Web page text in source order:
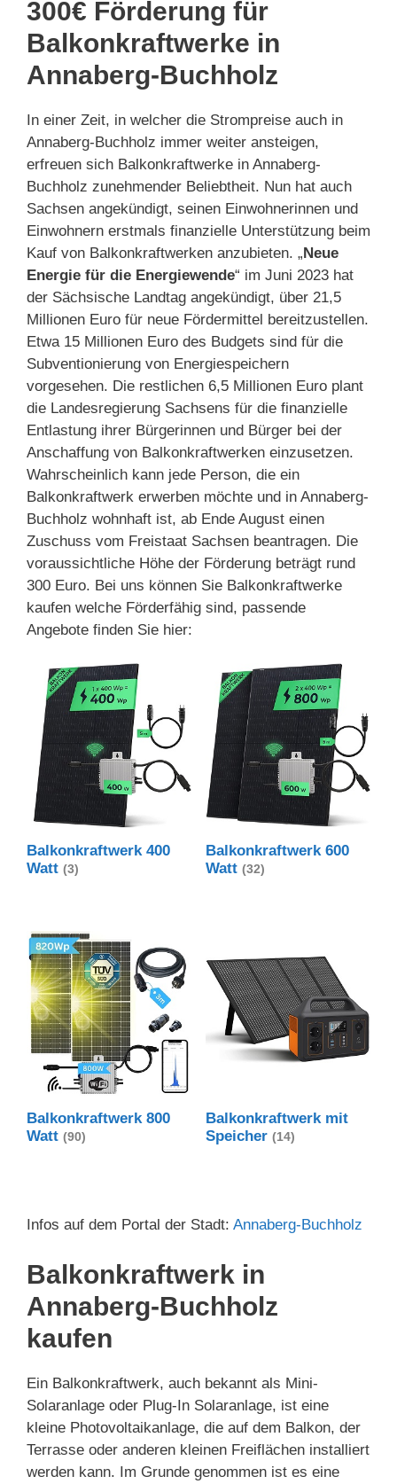
300€ Förderung für
Balkonkraftwerke in
Annaberg-Buchholz
In einer Zeit, in welcher die Strompreise auch in
Annaberg-Buchholz immer weiter ansteigen,
erfreuen sich Balkonkraftwerke in Annaberg-
Buchholz zunehmender Beliebtheit. Nun hat auch
Sachsen angekündigt, seinen Einwohnerinnen und
Einwohnern erstmals finanzielle Unterstützung beim
Kauf von Balkonkraftwerken anzubieten. „Neue
Energie für die Energiewende“ im Juni 2023 hat
der Sächsische Landtag angekündigt, über 21,5
Millionen Euro für neue Fördermittel bereitzustellen.
Etwa 15 Millionen Euro des Budgets sind für die
Subventionierung von Energiespeichern
vorgesehen. Die restlichen 6,5 Millionen Euro plant
die Landesregierung Sachsens für die finanzielle
Entlastung ihrer Bürgerinnen und Bürger bei der
Anschaffung von Balkonkraftwerken einzusetzen.
Wahrscheinlich kann jede Person, die ein
Balkonkraftwerk erwerben möchte und in Annaberg-
Buchholz wohnhaft ist, ab Ende August einen
Zuschuss vom Freistaat Sachsen beantragen. Die
voraussichtliche Höhe der Förderung beträgt rund
300 Euro. Bei uns können Sie Balkonkraftwerke
kaufen welche Förderfähig sind, passende
Angebote finden Sie hier:
Balkonkraftwerk 400
Watt (3)
Balkonkraftwerk 600
Watt (32)
Balkonkraftwerk 800
Watt (90)
Balkonkraftwerk mit
Speicher (14)
Infos auf dem Portal der Stadt: Annaberg-Buchholz
Balkonkraftwerk in
Annaberg-Buchholz
kaufen
Ein Balkonkraftwerk, auch bekannt als Mini-
Solaranlage oder Plug-In Solaranlage, ist eine
kleine Photovoltaikanlage, die auf dem Balkon, der
Terrasse oder anderen kleinen Freiflächen installiert
werden kann. Im Grunde genommen ist es eine